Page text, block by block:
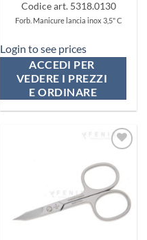
Codice art. 5318.0130
Forb. Manicure lancia inox 3,5" C
Login to see prices
ACCEDI PER
VEDERE I PREZZI
E ORDINARE
ai
preferiti